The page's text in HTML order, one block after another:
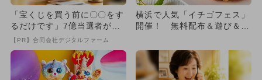
「宝くじを買う前に〇〇をす
るだけです」7億当選者が続
出
【PR】合同会社デジタルファーム
横浜で人気「イチゴフェス」
開催！ 無料配布＆遊び＆食